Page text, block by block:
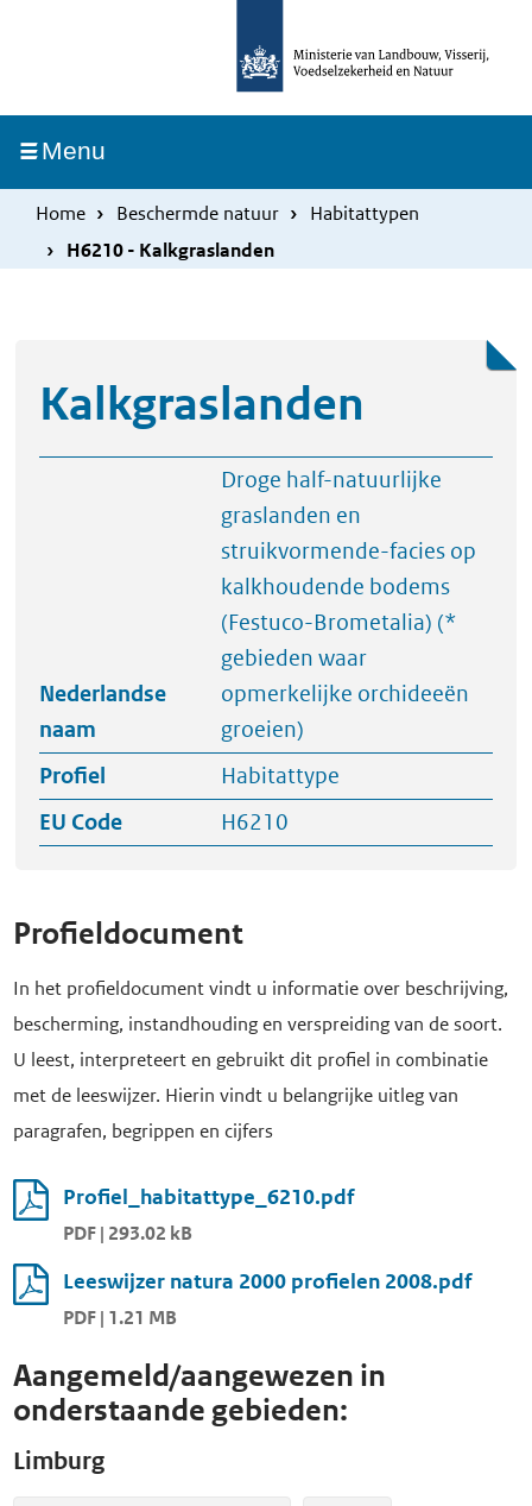
inhoud
gaan
MenuIngeklapt
Home Beschermde natuur
Habitattypen
H6210 - Kalkgraslanden
Kalkgraslanden
Nederlandse
naam
Droge half-natuurlijke
graslanden en
struikvormende-facies op
kalkhoudende bodems
(Festuco-Brometalia) (*
gebieden waar
opmerkelijke orchideeën
groeien)
Profiel
Habitattype
EU Code
H6210
Profieldocument
In het profieldocument vindt u informatie over beschrijving,
bescherming, instandhouding en verspreiding van de soort.
U leest, interpreteert en gebruikt dit profiel in combinatie
met de leeswijzer. Hierin vindt u belangrijke uitleg van
paragrafen, begrippen en cijfers
Profiel_habitattype_6210.pdf
PDF | 293.02 kB
Leeswijzer natura 2000 profielen 2008.pdf
PDF | 1.21 MB
Aangemeld/aangewezen in
onderstaande gebieden:
Limburg